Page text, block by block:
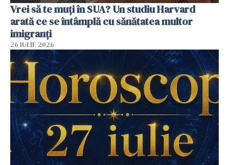
Vrei să te muți în SUA? Un studiu Harvard
arată ce se întâmplă cu sănătatea multor
imigranți
26 IULIE 2026